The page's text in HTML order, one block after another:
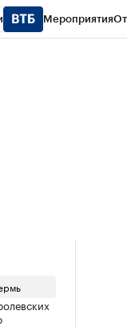
Мероприятия